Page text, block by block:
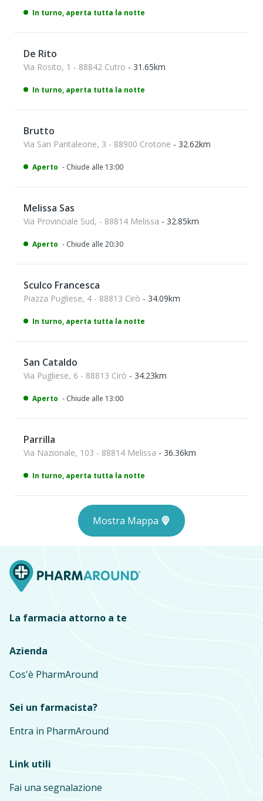
In turno, aperta tutta la notte
De Rito
Via Rosito, 1 - 88842 Cutro - 31.65km
In turno, aperta tutta la notte
Brutto
Via San Pantaleone, 3 - 88900 Crotone - 32.62km
Aperto - Chiude alle 13:00
Melissa Sas
Via Provinciale Sud, - 88814 Melissa - 32.85km
Aperto - Chiude alle 20:30
Sculco Francesca
Piazza Pugliese, 4 - 88813 Cirò - 34.09km
In turno, aperta tutta la notte
San Cataldo
Via Pugliese, 6 - 88813 Cirò - 34.23km
Aperto - Chiude alle 13:00
Parrilla
Via Nazionale, 103 - 88814 Melissa - 36.36km
In turno, aperta tutta la notte
Mostra Mappa
La farmacia attorno a te
Azienda
Cos'è PharmAround
Sei un farmacista?
Entra in PharmAround
Link utili
Fai una segnalazione